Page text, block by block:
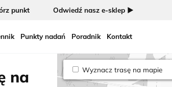
punkt Odwiedź nasz e-sklep ►
Punkty nadań Poradnik Kontakt
na Wyznacz trasę na mapie